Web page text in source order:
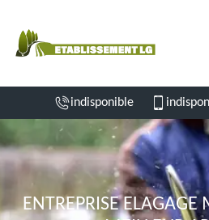
indisponible
ENTREPRISE